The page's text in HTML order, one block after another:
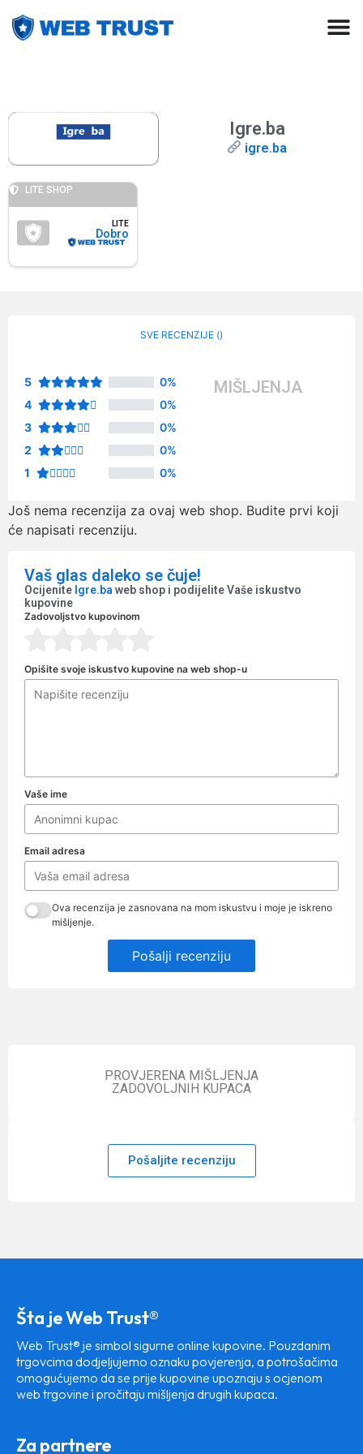
Igre.ba
igre.ba
LITE SHOP
LITE
Dobro
SVE RECENZIJE ()
5
0%
4
0%
3
0%
2
0%
1
0%
MIŠLJENJA
Još nema recenzija za ovaj web shop. Budite prvi koji
će napisati recenziju.
Vaš glas daleko se čuje!
Ocijenite Igre.ba web shop i podijelite Vaše iskustvo
kupovine
Zadovoljstvo kupovinom
Opišite svoje iskustvo kupovine na web shop-u
Vaše ime
Email adresa
Ova recenzija je zasnovana na mom iskustvu i moje je iskreno
mišljenje.
Pošalji recenziju
PROVJERENA MIŠLJENJA
ZADOVOLJNIH KUPACA
Pošaljite recenziju
Šta je Web Trust®
Web Trust® je simbol sigurne online kupovine. Pouzdanim
trgovcima dodjeljujemo oznaku povjerenja, a potrošačima
omogućujemo da se prije kupovine upoznaju s ocjenom
web trgovine i pročitaju mišljenja drugih kupaca.
Za partnere